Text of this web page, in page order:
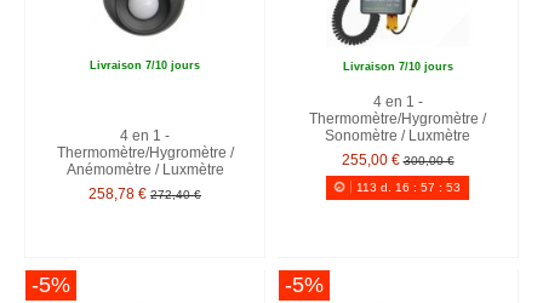
Livraison 7/10 jours
4 en 1 -
Thermomètre/Hygromètre /
Anémomètre / Luxmètre
258,78 € 272,40 €
Livraison 7/10 jours
4 en 1 -
Thermomètre/Hygromètre /
Sonomètre / Luxmètre
255,00 € 300,00 €
113 d. 16 : 57 : 52
-5% -5%